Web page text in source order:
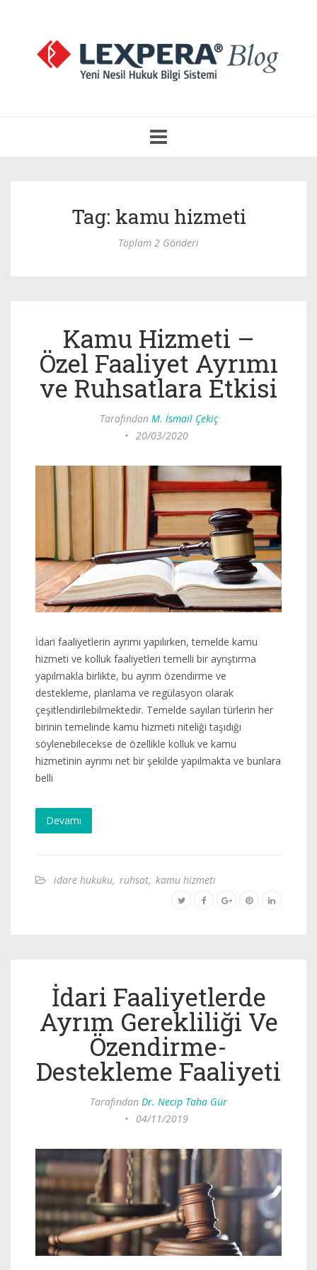
Aç
Tag: kamu hizmeti
Toplam 2 Gönderi
Kamu Hizmeti –
Özel Faaliyet Ayrımı
ve Ruhsatlara Etkisi
Tarafından M. İsmail Çekiç
• 20/03/2020
İdari faaliyetlerin ayrımı yapılırken, temelde kamu
hizmeti ve kolluk faaliyetleri temelli bir ayrıştırma
yapılmakla birlikte, bu ayrım özendirme ve
destekleme, planlama ve regülasyon olarak
çeşitlendirilebilmektedir. Temelde sayılan türlerin her
birinin temelinde kamu hizmeti niteliği taşıdığı
söylenebilecekse de özellikle kolluk ve kamu
hizmetinin ayrımı net bir şekilde yapılmakta ve bunlara
belli
Devamı
idare hukuku, ruhsat, kamu hizmeti
İdari Faaliyetlerde
Ayrım Gerekliliği Ve
Özendirme-
Destekleme Faaliyeti
Tarafından Dr. Necip Taha Gür
•
04/11/2019